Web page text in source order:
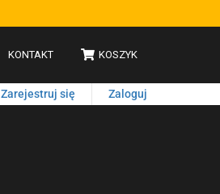
KONTAKT KOSZYK
Zarejestruj się Zaloguj